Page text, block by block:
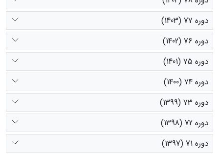
دوره 77 (1403)
دوره 76 (1402)
دوره 75 (1401)
دوره 74 (1400)
دوره 73 (1399)
دوره 72 (1398)
دوره 71 (1397)